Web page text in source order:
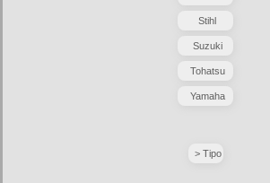
Stihl
Suzuki
Tohatsu
Yamaha
> Tipo